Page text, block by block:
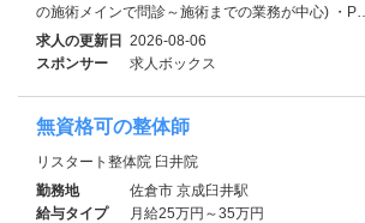
の施術メインで問診～施術までの業務が中心) ・P…
求人の更新日 2026-08-06
スポンサー
求人ボックス
無資格可の整体師
リスタート整体院 臼井院
勤務地
佐倉市 京成臼井駅
給与タイプ
月給25万円～35万円